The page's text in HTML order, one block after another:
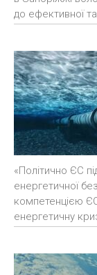
до ефективної
«Політично ЄС
енергетичної
компетенцією
енергетичну